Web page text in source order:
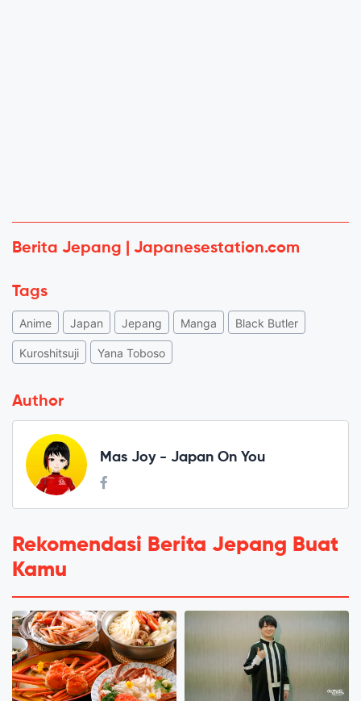
Berita Jepang | Japanesestation.com
Tags
Anime Japan Jepang Manga Black Butler
Kuroshitsuji Yana Toboso
Author
Mas Joy - Japan On You
Rekomendasi Berita Jepang Buat
Kamu